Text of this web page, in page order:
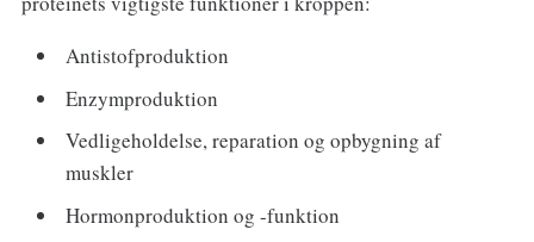
Antistofproduktion
Enzymproduktion
Vedligeholdelse, reparation og opbygning af
muskler
Hormonproduktion og -funktion